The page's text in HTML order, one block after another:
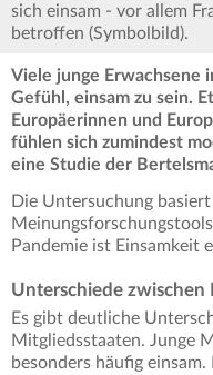
sich einsam - vor allem
betroffen (Symbolbild).
Viele junge Erwachsene
Gefühl, einsam zu sein.
Europäerinnen und
fühlen sich zumindest
eine Studie der
Die Untersuchung
Pandemie ist Einsamkeit
Unterschiede zwischen
Es gibt deutliche
Mitgliedsstaaten. Junge
besonders häufig